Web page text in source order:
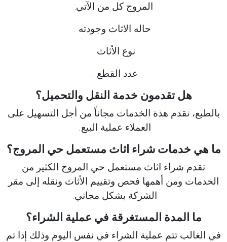
المروج كل من الآتي:
حاله الاثاث وجودته .
نوع الأثاث .
عدد القطع .
هل تقدمون خدمة النقل والتحميل؟
بالطبع، نقدم هذة الخدمات مجاناً من أجل التسهيل على
العملاء عملية البيع.
ما هي خدمات شراء اثاث مستعمل حي المروج؟
تقدم شراء اثاث مستعمل حي المروج الكثير من
الخدمات ومن أهمها فحص وتقييم الأثاث ونقله إلى مقر
الشركة بشكل مجاني.
ما المدة المستغرقة في عملية الشراء؟
في الغالب تتم عملية الشراء في نفس اليوم وذلك إذا تم